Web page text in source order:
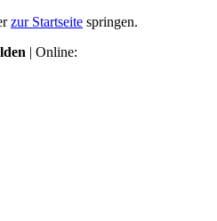
zur Startseite springen.
| Online: